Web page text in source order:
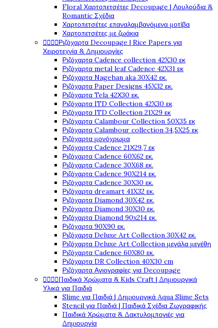
Floral Χαρτοπετσέτες Decoupage | Λουλούδια &
Romantic Σχέδια
Χαρτοπετσέτες επαναλαμβανόμενα μοτίβα
Χαρτοπετσέτες με ζωάκια
Ριζόχαρτα Decoupage | Rice Papers για
Χειροτεχνία & Δημιουργίες
Ριζόχαρτα Cadence collection 42X30 εκ
Ριζόχαρτα metal leaf Cadence 42X31 εκ
Ριζόχαρτα Nagehan aka 30X42 εκ.
Ριζόχαρτα Paper Designs 45X32 εκ.
Ριζόχαρτα Tela 42Χ30 εκ.
Ριζόχαρτα ITD Collection 42X30 εκ
Ριζόχαρτα ITD Collection 21X29 εκ
Ριζόχαρτα Calambour Collection 50X35 εκ
Ριζόχαρτα Calambour collection 34,5X25 εκ
Ριζόχαρτα μονόχρωμα
Ριζόχαρτα Cadence 21Χ29,7 εκ
Ριζόχαρτα Cadence 60X62 εκ.
Ριζόχαρτα Cadence 30X68 εκ.
Ριζόχαρτα Cadence 90X214 εκ.
Ριζόχαρτα Cadence 30X30 εκ.
Ριζόχαρτα dreamart 41X32 εκ.
Ριζόχαρτα Diamond 30X42 εκ.
Ριζόχαρτα Diamond 30X30 εκ.
Ριζόχαρτα Diamond 90x214 εκ.
Ριζόχαρτα 90X90 εκ.
Ριζόχαρτα Deluxe Art Collection 30X42 εκ.
Ριζόχαρτα Deluxe Art Collection μεγάλα μεγέθη
Ριζόχαρτα Cadence 60X80 εκ.
Ριζόχαρτα DR Collection 40X30 cm
Ριζόχαρτα Αγιογραφίες για Decoupage
Παιδικά Χρώματα & Kids Craft | Δημιουργικά
Υλικά για Παιδιά
Slime για Παιδιά | Δημιουργικά Aqua Slime Sets
Stencil για Παιδιά | Παιδικά Σχέδια Ζωγραφικής
Παιδικά Χρώματα & Δακτυλομπογιές για
Δημιουργία